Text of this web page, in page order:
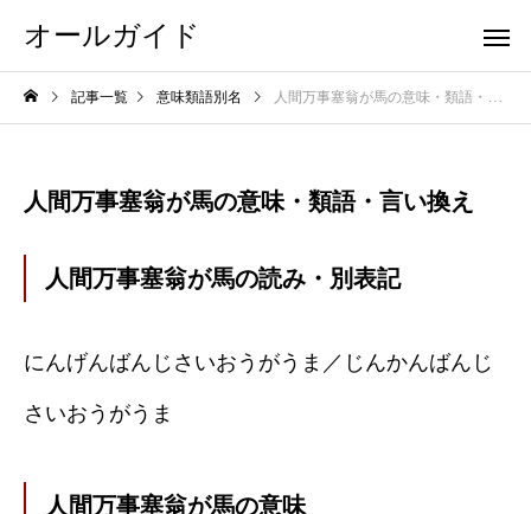
オールガイド
記事一覧 意味類語別名 人間万事塞翁が馬の意味・類語・言い換え
人間万事塞翁が馬の意味・類語・言い換え
人間万事塞翁が馬の読み・別表記
にんげんばんじさいおうがうま／じんかんばんじ
さいおうがうま
人間万事塞翁が馬の意味